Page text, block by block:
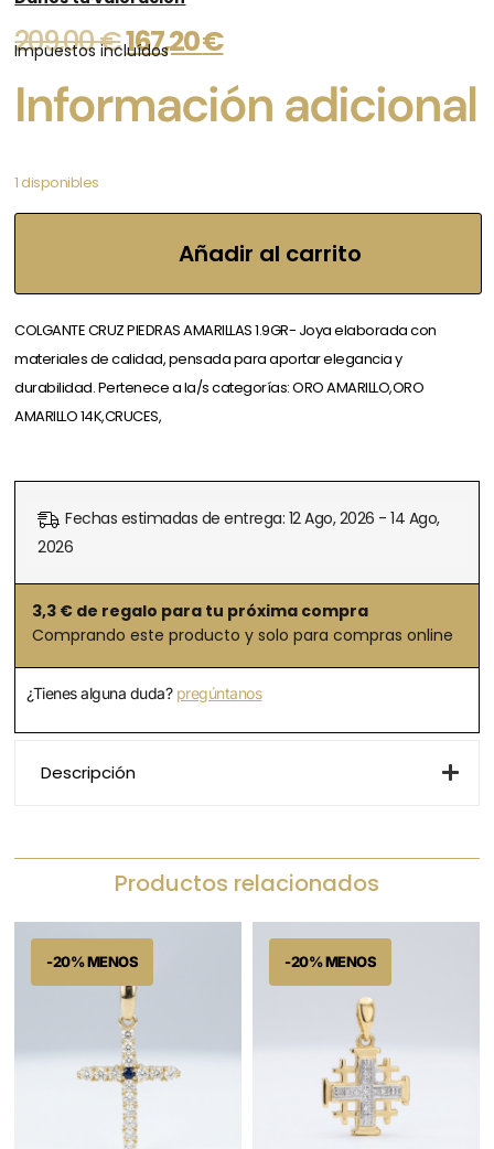
209,00€167,20€
Impuestos incluídos
Información adicional
1 disponibles
Añadir al carrito
COLGANTE CRUZ PIEDRAS AMARILLAS 1.9GR- Joya elaborada con
materiales de calidad, pensada para aportar elegancia y
durabilidad. Pertenece a la/s categorías: ORO AMARILLO,ORO
AMARILLO 14K,CRUCES,
Fechas estimadas de entrega: 12 Ago, 2026 - 14 Ago,
2026
3,3 € de regalo para tu próxima compra
Comprando este producto y solo para compras online
¿Tienes alguna duda? pregúntanos
Descripción
Productos relacionados